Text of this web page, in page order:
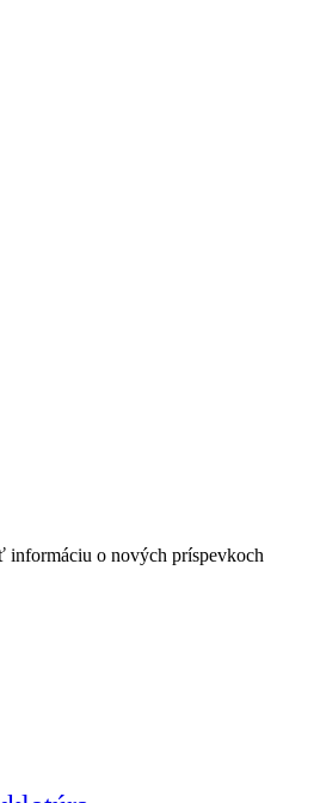
informáciu o nových príspevkoch